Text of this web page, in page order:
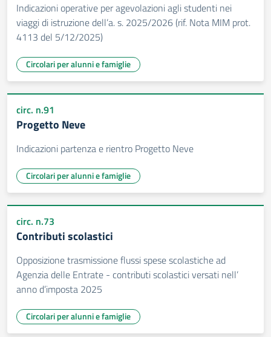
Indicazioni operative per agevolazioni agli studenti nei
viaggi di istruzione dell’a. s. 2025/2026 (rif. Nota MIM prot.
4113 del 5/12/2025)
Circolari per alunni e famiglie
circ. n.91
Progetto Neve
Indicazioni partenza e rientro Progetto Neve
Circolari per alunni e famiglie
circ. n.73
Contributi scolastici
Opposizione trasmissione flussi spese scolastiche ad
Agenzia delle Entrate - contributi scolastici versati nell’
anno d’imposta 2025
Circolari per alunni e famiglie